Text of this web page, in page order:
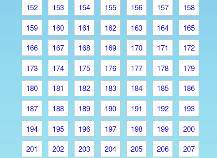
152
153 154 155 156 157
158
159
160 161 162 163 164
165
166
167 168 169 170 171
172
173
174 175 176 177 178
179
180
181 182 183 184 185
186
187
188 189 190 191 192
193
194
195 196 197 198 199
200
201
202 203 204 205 206
207